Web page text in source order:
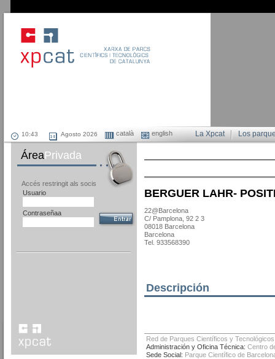
Agosto 2026 català english Los
La Xpcat
ÁreaPrivada
Accés restringit als socis
Usuario
Contraseñaa
BERGUER LAHR-
22@Barcelona
C/ Pamplona, 92 2 3
08018 Barcelona
Barcelona
Tel. 933568390
Descripción
Red de Parques Científicos y
Administración y Oficina Técnica: Centro
Sede Social: Parque Científico de